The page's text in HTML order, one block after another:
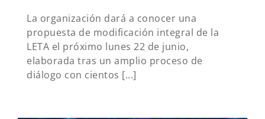
La organización dará a conocer una
propuesta de modificación integral de la
LETA el próximo lunes 22 de junio,
elaborada tras un amplio proceso de
diálogo con cientos [...]